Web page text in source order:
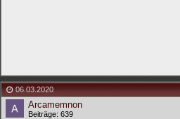
06.03.2020
Arcamemnon
Beiträge: 639